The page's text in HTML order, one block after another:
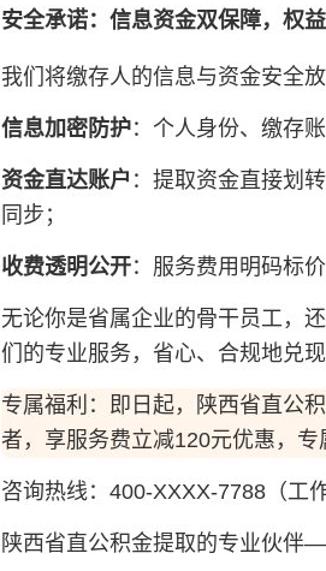
安全承诺：信息资金双保障，权
我们将缴存人的信息与资金安全
信息加密防护：个人身份、缴存
资金直达账户 ：提取资金直接划
同步；
收费透明公开：服务费用明码标
无论你是省属企业的骨干员工，
们的专业服务，省心、合规地兑
专属福利：即日起，陕西省直公
者，享服务费立减120元优惠，专
咨询热线：400-XXXX-7788（工
陕西省直公积金提取的专业伙伴